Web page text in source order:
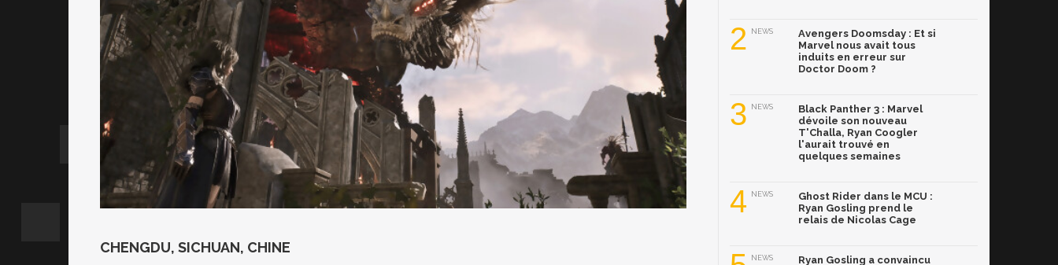
CHENGDU, SICHUAN, CHINE
2 NEWS
Avengers Doomsday : Et si
Marvel nous avait tous
induits en erreur sur
Doctor Doom ?
3 NEWS
Black Panther 3 : Marvel
dévoile son nouveau
T'Challa, Ryan Coogler
l'aurait trouvé en
quelques semaines
4 NEWS
Ghost Rider dans le MCU :
Ryan Gosling prend le
relais de Nicolas Cage
NEWS
Ryan Gosling a convaincu